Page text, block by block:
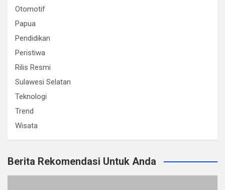
Otomotif
Papua
Pendidikan
Peristiwa
Rilis Resmi
Sulawesi Selatan
Teknologi
Trend
Wisata
Berita Rekomendasi Untuk Anda